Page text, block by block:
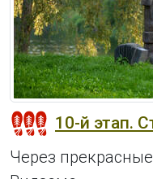
10-й этап.
Через